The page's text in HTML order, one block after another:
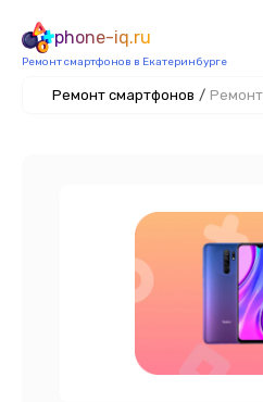
phone-iq.ru
Ремонт смартфонов в Екатеринбурге
Ремонт смартфонов / Ремонт